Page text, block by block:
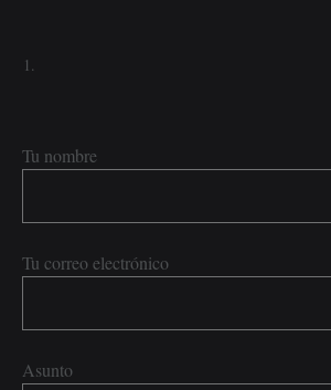
Tu nombre
Tu correo electrónico
Asunto